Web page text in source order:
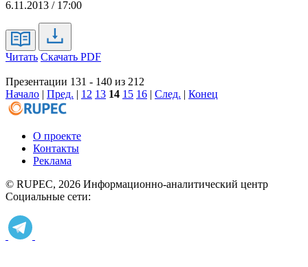
6.11.2013 / 17:00
Читать Скачать PDF
Презентации 131 - 140 из 212
Начало | Пред. | 12 13 14 15 16 | След. | Конец
О проекте
Контакты
Реклама
© RUPEC, 2026 Информационно-аналитический центр
Социальные сети: